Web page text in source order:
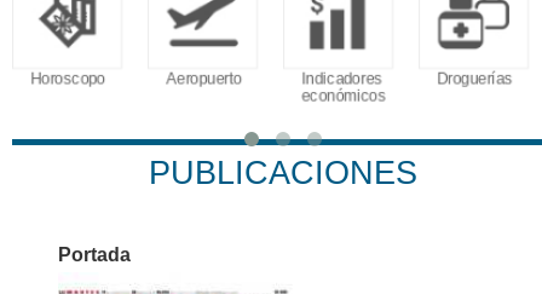
Aeropuerto
Indicadores
Droguerías Notarías
PUBLICACIONES
Portada